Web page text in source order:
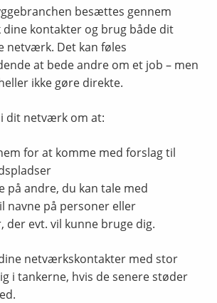
besættes gennem
kontakter og brug både dit
netværk. Det kan føles
at bede andre om et job – men
ikke gøre direkte.
dit netværk om at:
for at komme med forslag til
på andre, du kan tale med
navne på personer eller
der evt. vil kunne bruge dig.
netværkskontakter med stor
i tankerne, hvis de senere støder